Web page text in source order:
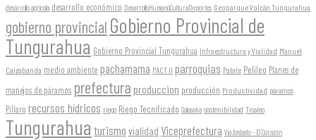
desarrollo agrícola desarrollo económico DesarrolloHumanoCulturaDeportes Geoparque Volcán Tungurahua
gobierno provincial Gobierno Provincial de
Tungurahua Gobierno Provincial Tungurahua Infraestructura y Vialidad Manuel
Caizabanda medio ambiente pachamama PACT II parroquias Patate Pelileo Planes de
manejos de páramos prefectura produccion producción Productividad páramos
Píllaro recursos hídricos riego Riego Tecnificado Salasaka sostenibilidad Tisaleo
Tungurahua turismo vialidad Viceprefectura Vía Ambato - El Corazón